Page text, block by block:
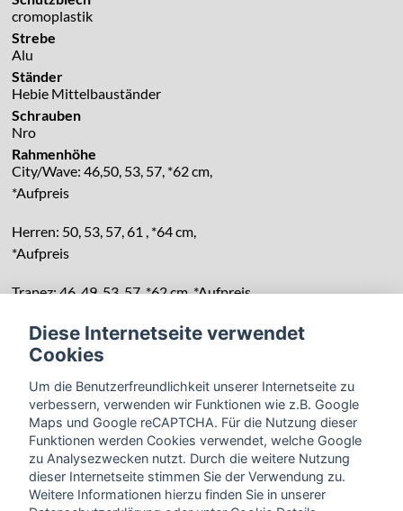
cromoplastik
Strebe
Alu
Ständer
Hebie Mittelbauständer
Schrauben
Nro
Rahmenhöhe
City/Wave: 46,50, 53, 57, *62 cm,
*Aufpreis
Herren: 50, 53, 57, 61 , *64 cm,
*Aufpreis
Trapez: 46, 49, 53, 57, *62 cm, *Aufpreis
Diese Internetseite verwendet
Cookies
Um die Benutzerfreundlichkeit unserer Internetseite zu
verbessern, verwenden wir Funktionen wie z.B. Google
Maps und Google reCAPTCHA. Für die Nutzung dieser
Funktionen werden Cookies verwendet, welche Google
zu Analysezwecken nutzt. Durch die weitere Nutzung
dieser Internetseite stimmen Sie der Verwendung zu.
Weitere Informationen hierzu finden Sie in unserer